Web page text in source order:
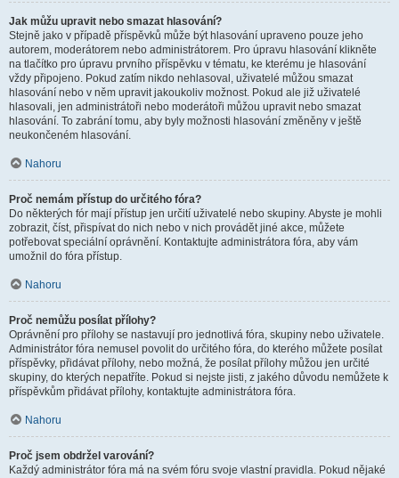
Jak můžu upravit nebo smazat hlasování?
Stejně jako v případě příspěvků může být hlasování upraveno pouze jeho
autorem, moderátorem nebo administrátorem. Pro úpravu hlasování klikněte
na tlačítko pro úpravu prvního příspěvku v tématu, ke kterému je hlasování
vždy připojeno. Pokud zatím nikdo nehlasoval, uživatelé můžou smazat
hlasování nebo v něm upravit jakoukoliv možnost. Pokud ale již uživatelé
hlasovali, jen administrátoři nebo moderátoři můžou upravit nebo smazat
hlasování. To zabrání tomu, aby byly možnosti hlasování změněny v ještě
neukončeném hlasování.
Nahoru
Proč nemám přístup do určitého fóra?
Do některých fór mají přístup jen určití uživatelé nebo skupiny. Abyste je mohli
zobrazit, číst, přispívat do nich nebo v nich provádět jiné akce, můžete
potřebovat speciální oprávnění. Kontaktujte administrátora fóra, aby vám
umožnil do fóra přístup.
Nahoru
Proč nemůžu posílat přílohy?
Oprávnění pro přílohy se nastavují pro jednotlivá fóra, skupiny nebo uživatele.
Administrátor fóra nemusel povolit do určitého fóra, do kterého můžete posílat
příspěvky, přidávat přílohy, nebo možná, že posílat přílohy můžou jen určité
skupiny, do kterých nepatříte. Pokud si nejste jisti, z jakého důvodu nemůžete k
příspěvkům přidávat přílohy, kontaktujte administrátora fóra.
Nahoru
Proč jsem obdržel varování?
Každý administrátor fóra má na svém fóru svoje vlastní pravidla. Pokud nějaké